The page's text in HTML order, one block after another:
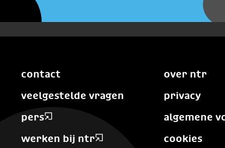
contact
veelgestelde vragen
pers
werken bij ntr
over ntr
privacy
algemene
cookies